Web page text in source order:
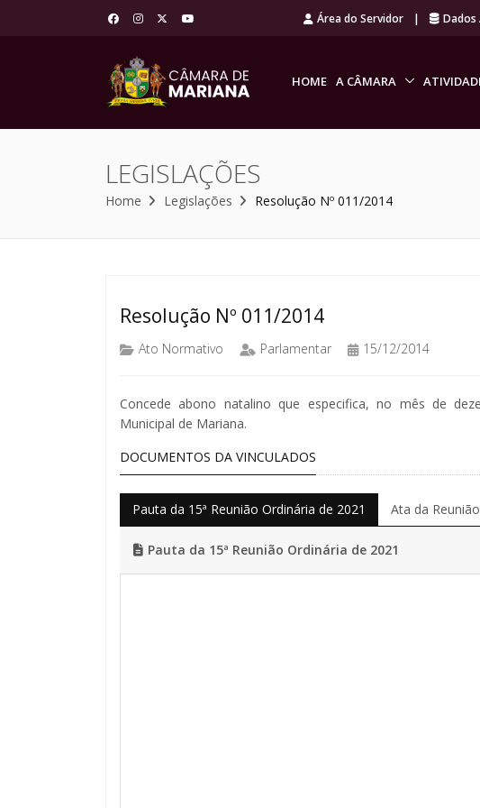
Área do Servidor | Dados
HOME A CÂMARA
LEGISLAÇÕES
Home Legislações Resolução Nº 011/2014
Resolução Nº 011/2014
Ato Normativo Parlamentar 15/12/2014
Concede abono natalino que especifica, no mês de
Municipal de Mariana.
DOCUMENTOS DA VINCULADOS
Pauta da 15ª Reunião Ordinária de 2021 Ata da Reunião
Pauta da 15ª Reunião Ordinária de 2021